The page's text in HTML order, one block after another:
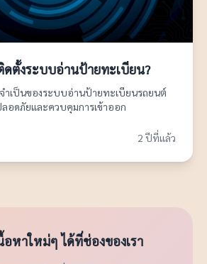
ดตั้งระบบอ่านป้ายทะเบียน?
ำเป็นของระบบอ่านป้ายทะเบียนรถยนต์
อดภัยและควบคุมการเข้าออก
2 ปีที่แล้ว
อหาใหม่ๆ ได้ที่ช่องของเรา